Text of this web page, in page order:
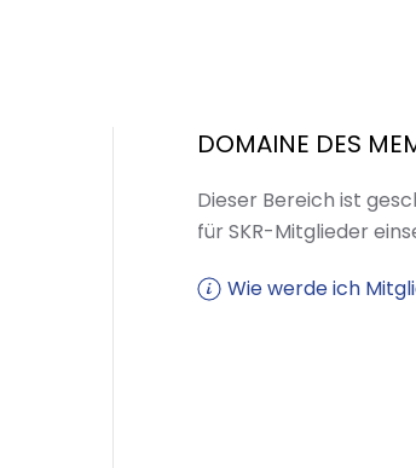
DOMAINE DES
Dieser Bereich ist
für SKR-Mitglieder
Wie werde ich